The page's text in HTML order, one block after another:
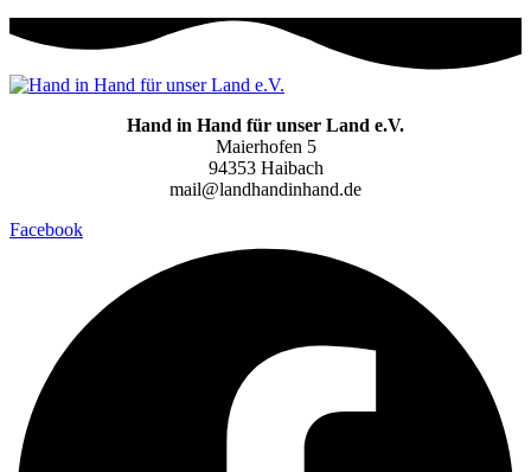
Hand in Hand für unser Land e.V.
Maierhofen 5
94353 Haibach
mail@landhandinhand.de
Facebook